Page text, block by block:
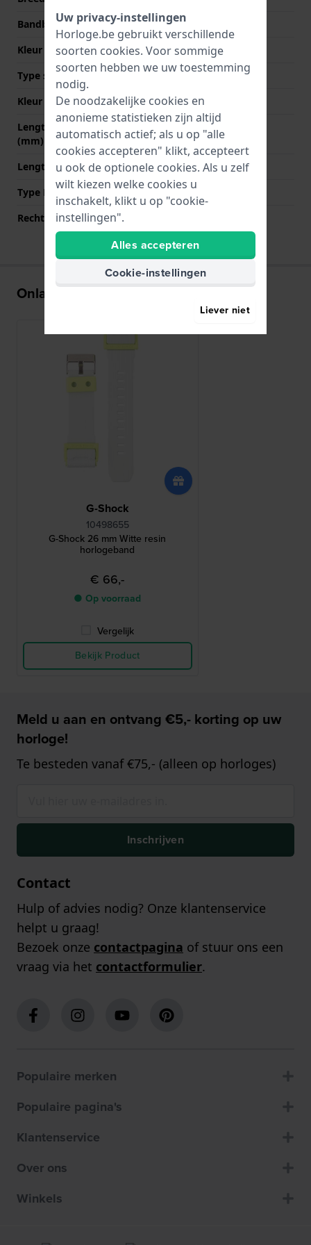
Bandbreedte bij sluiting
22 mm
Kleur Band
Wit
Type sluiting
Gesp
Kleur sluiting
Zilver
Lengte band op 12 uur
(mm)
80 mm
Lengte band op 6 uur (mm) 135 mm
Type Bevestiging
Schroef
Rechte aanzet
Onlangs bekeken
G-Shock
10498655
G-Shock 26 mm Witte resin
horlogeband
€ 66,-
● Op voorraad
Vergelijk
Bekijk Product
Meld u aan en ontvang €5,- korting op uw
horloge!
Te besteden vanaf €75,- (alleen op horloges)
Inschrijven
Contact
Hulp of advies nodig? Onze klantenservice
helpt u graag!
Bezoek onze contactpagina of stuur ons een
vraag via het contactformulier.
Populaire merken
Populaire pagina's
Klantenservice
Over ons
Winkels
Uw privacy-instellingen
Horloge.be gebruikt verschillende
soorten cookies. Voor sommige
soorten hebben we uw toestemming
nodig.
De noodzakelijke cookies en
anonieme statistieken zijn altijd
automatisch actief; als u op "alle
cookies accepteren" klikt, accepteert
u ook de optionele cookies. Als u zelf
wilt kiezen welke cookies u
inschakelt, klikt u op "cookie-
instellingen".
Alles accepteren
Cookie-instellingen
Liever niet